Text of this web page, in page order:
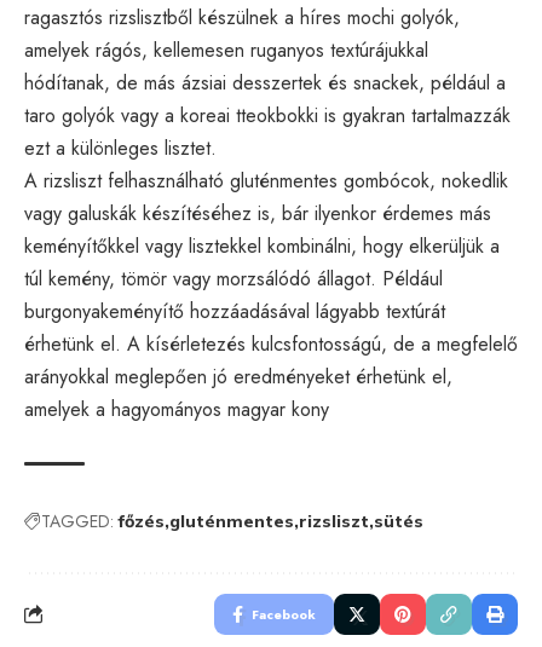
ragasztós rizslisztből készülnek a híres mochi golyók,
amelyek rágós, kellemesen ruganyos textúrájukkal
hódítanak, de más ázsiai desszertek és snackek, például a
taro golyók vagy a koreai tteokbokki is gyakran tartalmazzák
ezt a különleges lisztet.
A rizsliszt felhasználható gluténmentes gombócok, nokedlik
vagy galuskák készítéséhez is, bár ilyenkor érdemes más
keményítőkkel vagy lisztekkel kombinálni, hogy elkerüljük a
túl kemény, tömör vagy morzsálódó állagot. Például
burgonyakeményítő hozzáadásával lágyabb textúrát
érhetünk el. A kísérletezés kulcsfontosságú, de a megfelelő
arányokkal meglepően jó eredményeket érhetünk el,
amelyek a hagyományos magyar kony
TAGGED: főzés gluténmentes rizsliszt sütés
Facebook